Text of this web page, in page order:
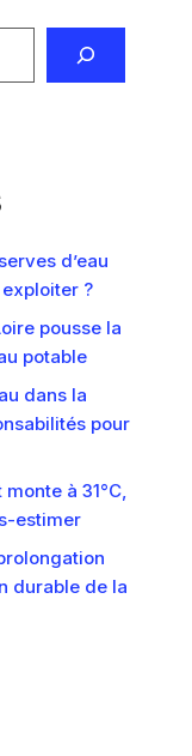
d’eau
?
pousse la
potable
dans la
pour
à 31°C,
estimer
durable de la